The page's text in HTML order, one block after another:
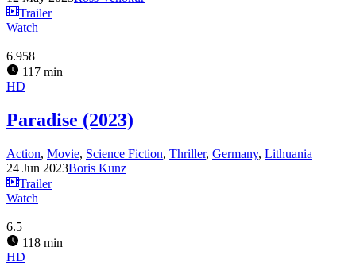
Trailer
Watch
6.958
117 min
HD
Paradise (2023)
Action, Movie, Science Fiction, Thriller, Germany, Lithuania
24 Jun 2023Boris Kunz
Trailer
Watch
6.5
118 min
HD